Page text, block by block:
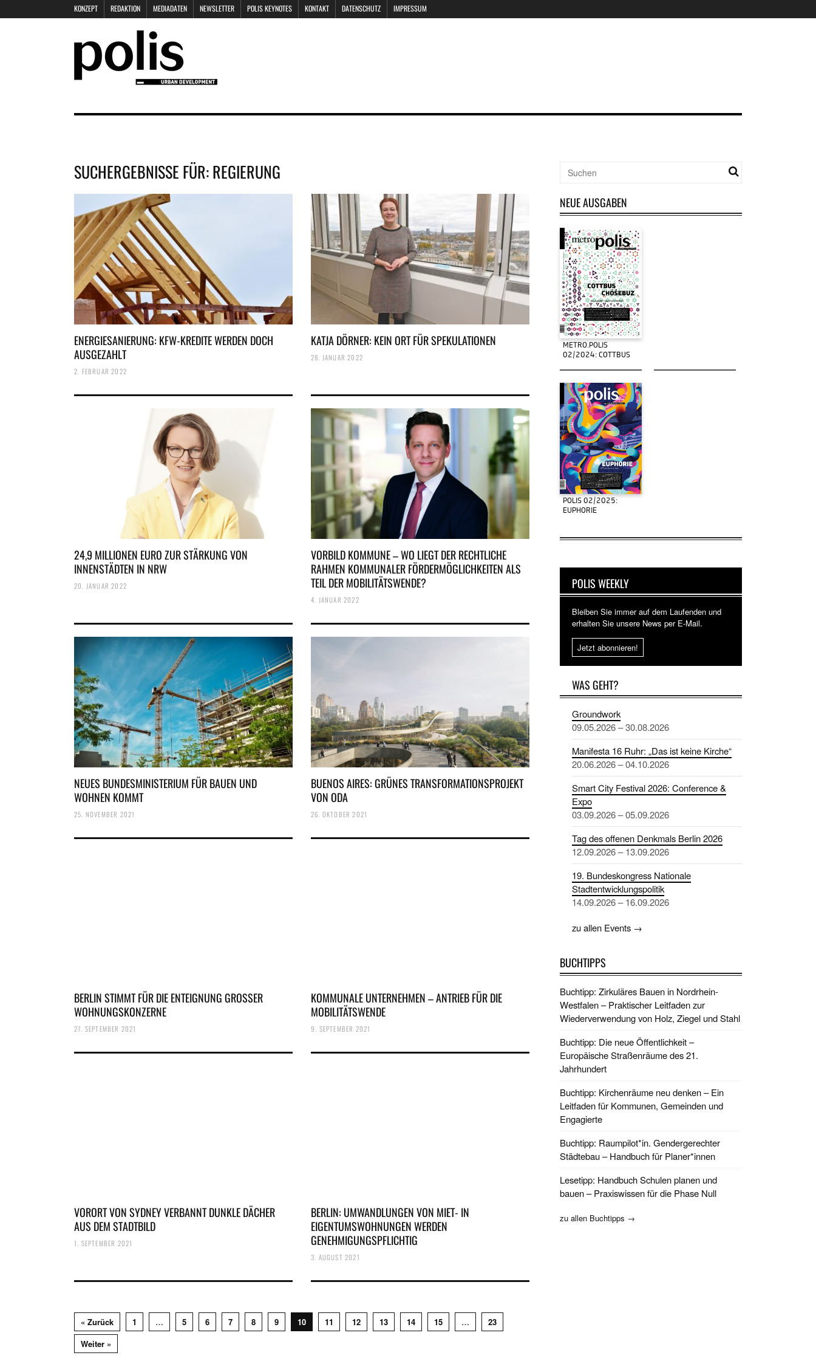
KONZEPT REDAKTION MEDIADATEN NEWSLETTER POLIS KEYNOTES KONTAKT DATENSCHUTZ IMPRESSUM
SUCHERGEBNISSE FÜR:REGIERUNG
ENERGIESANIERUNG: KFW-KREDITE WERDEN DOCH
AUSGEZAHLT
2. FEBRUAR 2022
KATJA DÖRNER: KEIN ORT FÜR SPEKULATIONEN
28. JANUAR 2022
24,9 MILLIONEN EURO ZUR STÄRKUNG VON
INNENSTÄDTEN IN NRW
20. JANUAR 2022
VORBILD KOMMUNE – WO LIEGT DER RECHTLICHE
RAHMEN KOMMUNALER FÖRDERMÖGLICHKEITEN ALS
TEIL DER MOBILITÄTSWENDE?
4. JANUAR 2022
NEUES BUNDESMINISTERIUM FÜR BAUEN UND
WOHNEN KOMMT
25. NOVEMBER 2021
BUENOS AIRES: GRÜNES TRANSFORMATIONSPROJEKT
VON ODA
26. OKTOBER 2021
BERLIN STIMMT FÜR DIE ENTEIGNUNG GROSSER
WOHNUNGSKONZERNE
27. SEPTEMBER 2021
KOMMUNALE UNTERNEHMEN – ANTRIEB FÜR DIE
MOBILITÄTSWENDE
9. SEPTEMBER 2021
VORORT VON SYDNEY VERBANNT DUNKLE DÄCHER
AUS DEM STADTBILD
1. SEPTEMBER 2021
BERLIN: UMWANDLUNGEN VON MIET- IN
EIGENTUMSWOHNUNGEN WERDEN
GENEHMIGUNGSPFLICHTIG
3. AUGUST 2021
« Zurück 1 … 5 6 7 8 9 10 11 12 13 14 15 …
23
Weiter »
NEUE AUSGABEN
METRO.POLIS
02/2024: COTTBUS
POLIS 02/2025:
EUPHORIE
POLIS WEEKLY
Bleiben Sie immer auf dem Laufenden und
erhalten Sie unsere News per E-Mail.
Jetzt abonnieren!
WAS GEHT?
Groundwork
09.05.2026 – 30.08.2026
Manifesta 16 Ruhr: „Das ist keine Kirche“
20.06.2026 – 04.10.2026
Smart City Festival 2026: Conference &
Expo
03.09.2026 – 05.09.2026
Tag des offenen Denkmals Berlin 2026
12.09.2026 – 13.09.2026
19. Bundeskongress Nationale
Stadtentwicklungspolitik
14.09.2026 – 16.09.2026
zu allen Events →
BUCHTIPPS
Buchtipp: Zirkuläres Bauen in Nordrhein-
Westfalen – Praktischer Leitfaden zur
Wiederverwendung von Holz, Ziegel und Stahl
Buchtipp: Die neue Öffentlichkeit –
Europäische Straßenräume des 21.
Jahrhundert
Buchtipp: Kirchenräume neu denken – Ein
Leitfaden für Kommunen, Gemeinden und
Engagierte
Buchtipp: Raumpilot*in. Gendergerechter
Städtebau – Handbuch für Planer*innen
Lesetipp: Handbuch Schulen planen und
bauen – Praxiswissen für die Phase Null
zu allen Buchtipps →